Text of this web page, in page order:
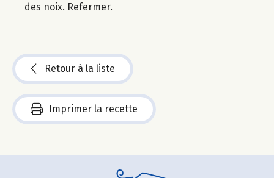
des noix. Refermer.
Retour à la liste
Imprimer la recette